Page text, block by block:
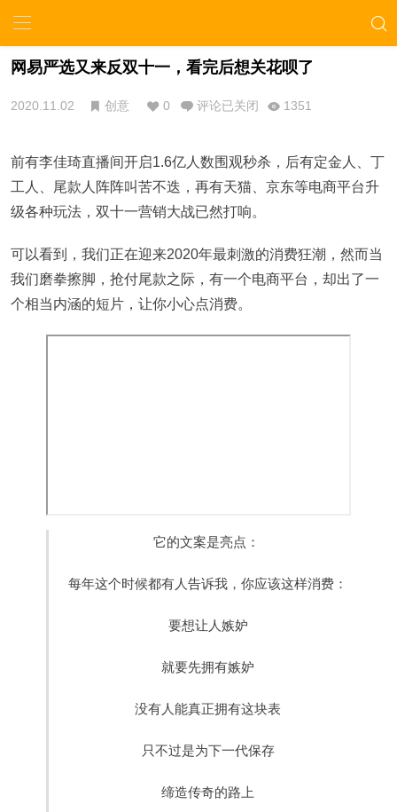
网易严选又来反双十一，看完后想关花呗了
2020.11.02 创意 0 评论已关闭 1351
前有李佳琦直播间开启1.6亿人数围观秒杀，后有定金人、丁
工人、尾款人阵阵叫苦不迭，再有天猫、京东等电商平台升
级各种玩法，双十一营销大战已然打响。
可以看到，我们正在迎来2020年最刺激的消费狂潮，然而当
我们磨拳擦脚，抢付尾款之际，有一个电商平台，却出了一
个相当内涵的短片，让你小心点消费。
它的文案是亮点：
每年这个时候都有人告诉我，你应该这样消费：
要想让人嫉妒
就要先拥有嫉妒
没有人能真正拥有这块表
只不过是为下一代保存
缔造传奇的路上